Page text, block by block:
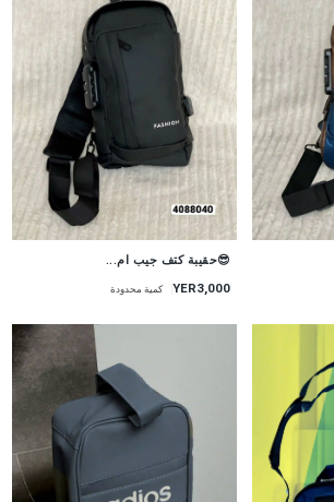
😎حقيبة كتف جيب ام...
YER3,000 كمية محدودة